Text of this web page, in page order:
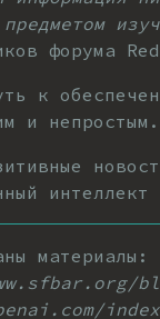
предметом
форума
к
и непростым.
материалы: